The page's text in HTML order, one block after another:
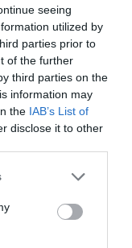
seeing
utilized by
parties prior to
of the further
third parties on the
information may
the IAB’s List of
disclose it to other
or more Google
You may click to
party tags to
in below Google
a
Nur
nem megújuló
, szél-, víz-